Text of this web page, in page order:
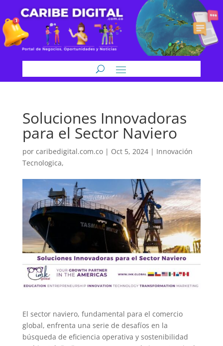
Soluciones Innovadoras
para el Sector Naviero
por caribedigital.com.co| Oct 5, 2024| Innovación
Tecnologica,
El sector naviero, fundamental para el comercio
global, enfrenta una serie de desafíos en la
búsqueda de eficiencia operativa y sostenibilidad